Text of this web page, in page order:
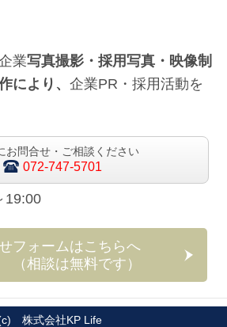
業写真撮影・採用写真・映像制
により、 企業PR・採用活動を
お問合せ・ご相談ください
072-747-5701
19:00
ォームはこちらへ
無料です）
株式会社KP Life